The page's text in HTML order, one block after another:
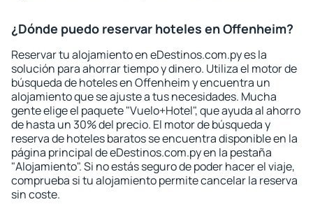
¿Dónde puedo reservar hoteles en Offenheim?
Reservar tu alojamiento en eDestinos.com.py es la
solución para ahorrar tiempo y dinero. Utiliza el motor de
búsqueda de hoteles en Offenheim y encuentra un
alojamiento que se ajuste a tus necesidades. Mucha
gente elige el paquete "Vuelo+Hotel", que ayuda al ahorro
de hasta un 30% del precio. El motor de búsqueda y
reserva de hoteles baratos se encuentra disponible en la
página principal de eDestinos.com.py en la pestaña
"Alojamiento". Si no estás seguro de poder hacer el viaje,
comprueba si tu alojamiento permite cancelar la reserva
sin coste.